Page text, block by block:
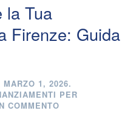
la Tua
Firenze: Guida
MARZO 1, 2026.
PER
COMMENTO